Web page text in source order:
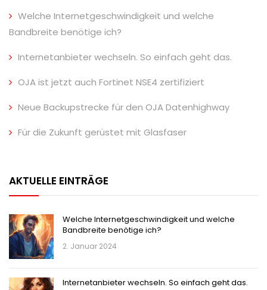
Welche Internetgeschwindigkeit und welche
Bandbreite benötige ich?
Internetanbieter wechseln. So einfach geht das.
OJA ist jetzt auch Fortinet NSE4 zertifiziert
Neue Backupstrecke für den OJA Datenhighway
Für die Zukunft gerüstet mit Glasfaser
AKTUELLE EINTRÄGE
Welche Internetgeschwindigkeit und welche
Bandbreite benötige ich?
2. Januar 2024
Internetanbieter wechseln. So einfach geht das.